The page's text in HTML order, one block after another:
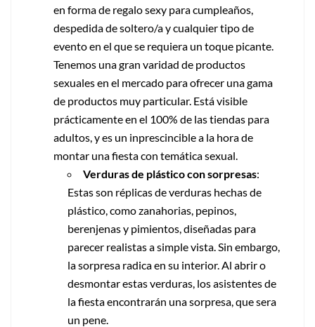
en forma de regalo sexy para cumpleaños,
despedida de soltero/a y cualquier tipo de
evento en el que se requiera un toque picante.
Tenemos una gran varidad de productos
sexuales en el mercado para ofrecer una gama
de productos muy particular. Está visible
prácticamente en el 100% de las tiendas para
adultos, y es un inprescincible a la hora de
montar una fiesta con temática sexual.
Verduras de plástico con sorpresas:
Estas son réplicas de verduras hechas de
plástico, como zanahorias, pepinos,
berenjenas y pimientos, diseñadas para
parecer realistas a simple vista. Sin embargo,
la sorpresa radica en su interior. Al abrir o
desmontar estas verduras, los asistentes de
la fiesta encontrarán una sorpresa, que sera
un pene.